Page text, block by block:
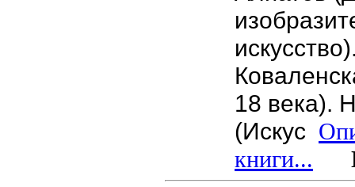
18 века).
(Искус
книги...